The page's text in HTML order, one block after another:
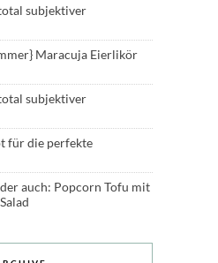
subjektiver
Maracuja Eierlikör
subjektiver
für die perfekte
auch: Popcorn Tofu mit